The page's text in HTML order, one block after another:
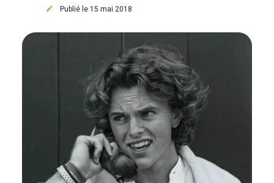
Publié le 15 mai 2018